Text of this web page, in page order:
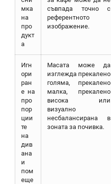
мка
на
про
дукт
а
съвпада точно с
референтното
изображение.
Игн
ори
ран
е на
про
пор
ции
те
на
див
ана
и
пом
еще
Масата може да
изглежда прекалено
голяма, прекалено
малка, прекалено
висока или
визуално
несбалансирана в
зоната за почивка.